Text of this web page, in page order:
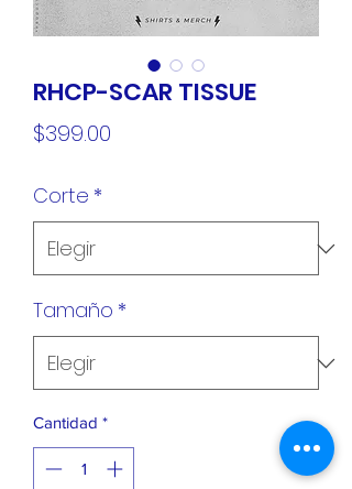
RHCP-SCAR TISSUE
$399.00
Corte *
Tamaño *
Cantidad *